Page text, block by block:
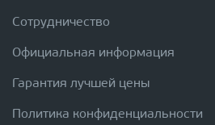
Сотрудничество
Официальная информация
Гарантия лучшей цены
Политика конфиденциальности